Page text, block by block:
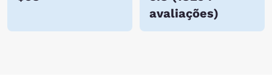
avaliações)